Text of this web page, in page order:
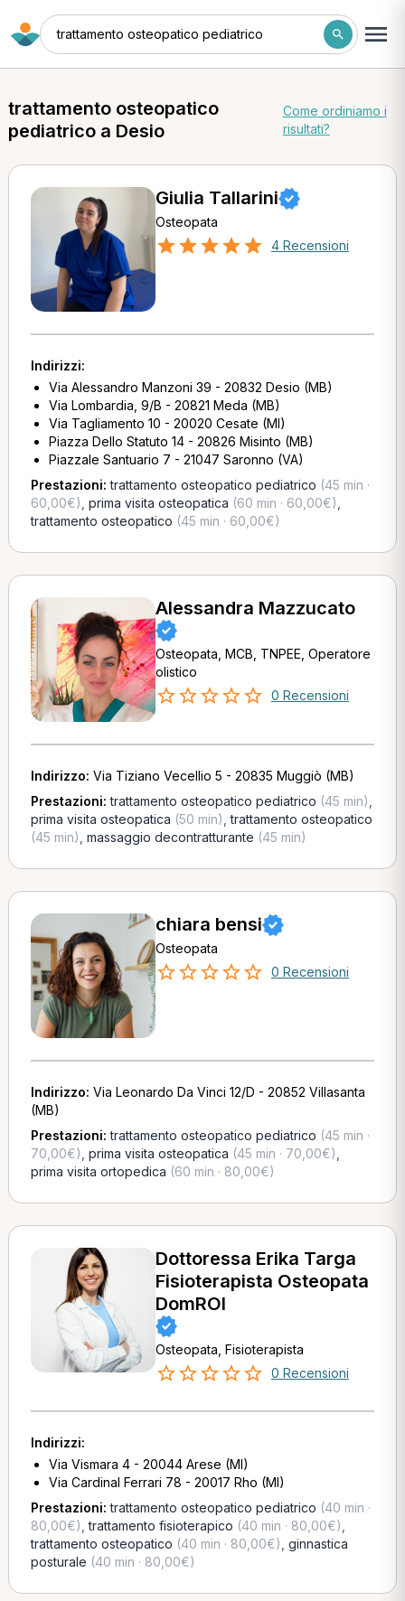
trattamento osteopatico pediatrico
trattamento osteopatico
pediatrico a Desio
Come ordiniamo i
risultati?
Giulia Tallarini
Osteopata
4 Recensioni
Indirizzi:
Via Alessandro Manzoni 39 - 20832 Desio (MB)
Via Lombardia, 9/B - 20821 Meda (MB)
Via Tagliamento 10 - 20020 Cesate (MI)
Piazza Dello Statuto 14 - 20826 Misinto (MB)
Piazzale Santuario 7 - 21047 Saronno (VA)
Prestazioni:trattamento osteopatico pediatrico (45 min ·
60,00€) prima visita osteopatica (60 min · 60,00€)
trattamento osteopatico (45 min · 60,00€)
Alessandra Mazzucato
Osteopata, MCB, TNPEE, Operatore
olistico
0 Recensioni
Indirizzo: Via Tiziano Vecellio 5 - 20835 Muggiò (MB)
Prestazioni:trattamento osteopatico pediatrico (45 min)
prima visita osteopatica (50 min) ,trattamento osteopatico
(45 min) massaggio decontratturante (45 min)
chiara bensi
Osteopata
0 Recensioni
Indirizzo: Via Leonardo Da Vinci 12/D - 20852 Villasanta
(MB)
Prestazioni:trattamento osteopatico pediatrico (45 min ·
70,00€) prima visita osteopatica (45 min · 70,00€)
prima visita ortopedica (60 min · 80,00€)
Dottoressa Erika Targa
Fisioterapista Osteopata
DomROI
Osteopata, Fisioterapista
0 Recensioni
Indirizzi:
Via Vismara 4 - 20044 Arese (MI)
Via Cardinal Ferrari 78 - 20017 Rho (MI)
Prestazioni:trattamento osteopatico pediatrico (40 min ·
80,00€) ,trattamento fisioterapico (40 min · 80,00€)
trattamento osteopatico (40 min · 80,00€) ginnastica
posturale (40 min · 80,00€)